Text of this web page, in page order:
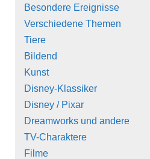
Besondere Ereignisse
Verschiedene Themen
Tiere
Bildend
Kunst
Disney-Klassiker
Disney / Pixar
Dreamworks und andere
TV-Charaktere
Filme